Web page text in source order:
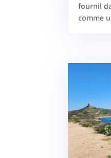
fournil
comme